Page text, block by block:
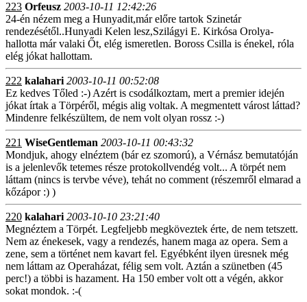
223 Orfeusz 2003-10-11 12:42:26
24-én nézem meg a Hunyadit,már előre tartok Szinetár
rendezésétől..Hunyadi Kelen lesz,Szilágyi E. Kirkósa Orolya-
hallotta már valaki Őt, elég ismeretlen. Boross Csilla is énekel, róla
elég jókat hallottam.
222 kalahari 2003-10-11 00:52:08
Ez kedves Tőled :-) Azért is csodálkoztam, mert a premier idején
jókat írtak a Törpéről, mégis alig voltak. A megmentett várost láttad?
Mindenre felkészültem, de nem volt olyan rossz :-)
221 WiseGentleman 2003-10-11 00:43:32
Mondjuk, ahogy elnéztem (bár ez szomorú), a Vérnász bemutatóján
is a jelenlevők tetemes része protokollvendég volt... A törpét nem
láttam (nincs is tervbe véve), tehát no comment (részemről elmarad a
kőzápor :) )
220 kalahari 2003-10-10 23:21:40
Megnéztem a Törpét. Legfeljebb megköveztek érte, de nem tetszett.
Nem az énekesek, vagy a rendezés, hanem maga az opera. Sem a
zene, sem a történet nem kavart fel. Egyébként ilyen üresnek még
nem láttam az Operaházat, félig sem volt. Aztán a szünetben (45
perc!) a többi is hazament. Ha 150 ember volt ott a végén, akkor
sokat mondok. :-(